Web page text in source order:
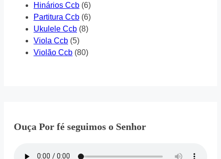
Hinários Ccb (6)
Partitura Ccb (6)
Ukulele Ccb (8)
Viola Ccb (5)
Violão Ccb (80)
Ouça Por fé seguimos o Senhor